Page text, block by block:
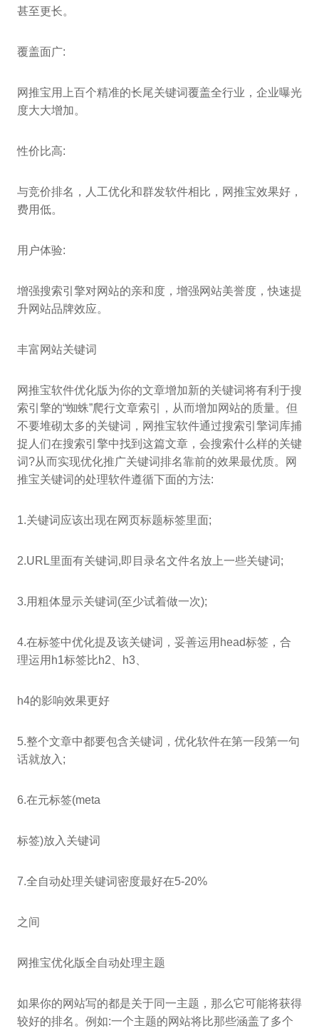
甚至更长。
覆盖面广:
网推宝用上百个精准的长尾关键词覆盖全行业，企业曝光
度大大增加。
性价比高:
与竞价排名，人工优化和群发软件相比，网推宝效果好，
费用低。
用户体验:
增强搜索引擎对网站的亲和度，增强网站美誉度，快速提
升网站品牌效应。
丰富网站关键词
网推宝软件优化版为你的文章增加新的关键词将有利于搜
索引擎的“蜘蛛”爬行文章索引，从而增加网站的质量。但
不要堆砌太多的关键词，网推宝软件通过搜索引擎词库捕
捉人们在搜索引擎中找到这篇文章，会搜索什么样的关键
词?从而实现优化推广关键词排名靠前的效果最优质。网
推宝关键词的处理软件遵循下面的方法:
1.关键词应该出现在网页标题标签里面;
2.URL里面有关键词,即目录名文件名放上一些关键词;
3.用粗体显示关键词(至少试着做一次);
4.在标签中优化提及该关键词，妥善运用head标签，合
理运用h1标签比h2、h3、
h4的影响效果更好
5.整个文章中都要包含关键词，优化软件在第一段第一句
话就放入;
6.在元标签(meta
标签)放入关键词
7.全自动处理关键词密度最好在5-20%
之间
网推宝优化版全自动处理主题
如果你的网站写的都是关于同一主题，那么它可能将获得
较好的排名。例如:一个主题的网站将比那些涵盖了多个